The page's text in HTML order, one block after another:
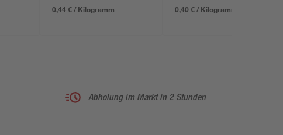
0,44 € / Kilogramm 0,40 € / Kilogramm
Abholung im Markt in 2 Stunden